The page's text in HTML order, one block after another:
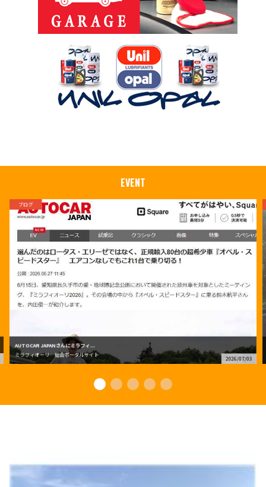
EVENT
ブログ
AUTOCAR JAPANさんにミラフィ...
ミラフィオーリ 総合ポータルサイト
2026/07/03